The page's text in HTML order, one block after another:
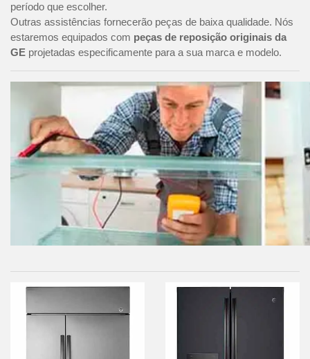
período que escolher.
Outras assistências fornecerão peças de baixa qualidade. Nós
estaremos equipados com peças de reposição originais da
GE projetadas especificamente para a sua marca e modelo.